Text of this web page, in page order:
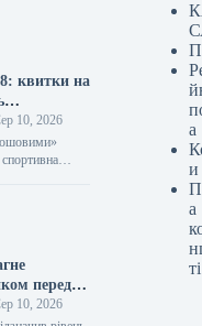
квитки на
10, 2026
Лос-
перед
з
10, 2026
а
и
а
ті